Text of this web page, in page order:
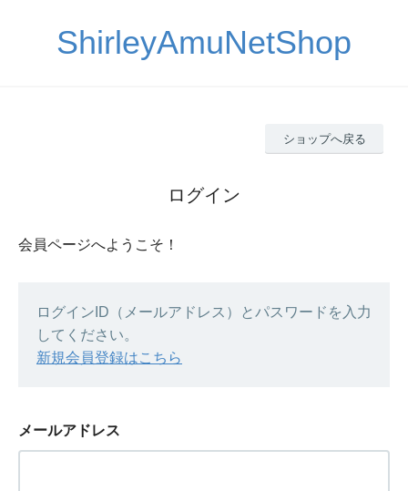
ShirleyAmuNetShop
ショップへ戻る
ログイン
会員ページへようこそ！
ログインID（メールアドレス）とパスワードを入力
してください。
新規会員登録はこちら
メールアドレス